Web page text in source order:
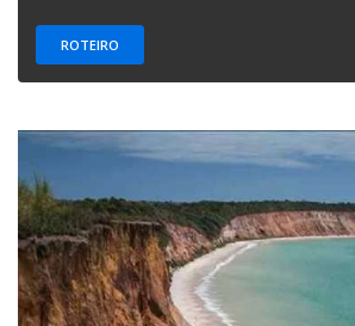
ROTEIRO